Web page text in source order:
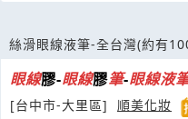
絲滑眼線液筆-全台灣(約有
眼線膠-眼線膠筆-眼線液
[台中市-大里區]
順美化妝